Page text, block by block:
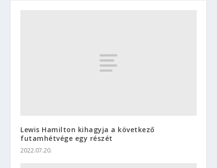
Lewis Hamilton kihagyja a következő
futamhétvége egy részét
2022.07.20.